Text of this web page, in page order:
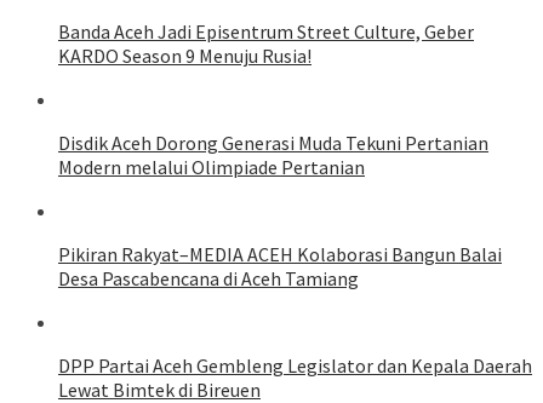
Banda Aceh Jadi Episentrum Street Culture, Geber
KARDO Season 9 Menuju Rusia!
Disdik Aceh Dorong Generasi Muda Tekuni Pertanian
Modern melalui Olimpiade Pertanian
Pikiran Rakyat–MEDIA ACEH Kolaborasi Bangun Balai
Desa Pascabencana di Aceh Tamiang
DPP Partai Aceh Gembleng Legislator dan Kepala Daerah
Lewat Bimtek di Bireuen